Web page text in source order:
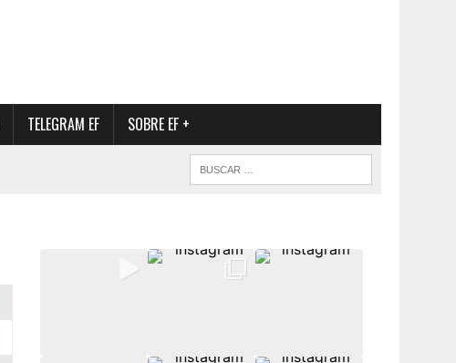
TELEGRAM EF SOBRE EF +